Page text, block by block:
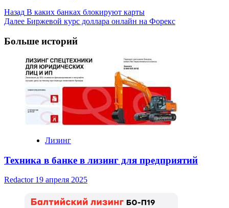
Post
Navigation
Назад В каких банках блокируют карты
Далее Биржевой курс доллара онлайн на Форекс
Больше историй
Лизинг
Техника в банке в лизинг для предприятий
Redactor 19 апреля 2025